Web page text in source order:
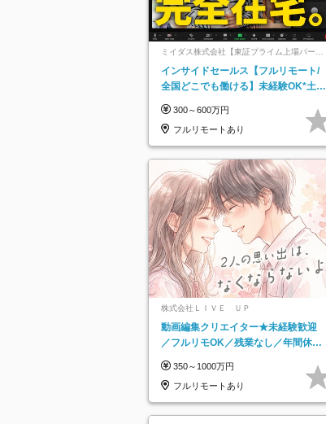
ミイダス株式会社【東証プライム上場パーソ
インサイドセールス【フルリモート/
全国どこでも働ける】未経験OK*土日
300～600万円
フルリモートあり
株式会社ＬＩＶＥ ＵＰ
動画編集クリエイター★未経験歓迎
／フルリモOK／残業なし／年間休日
実で安心
350～1000万円
フルリモートあり